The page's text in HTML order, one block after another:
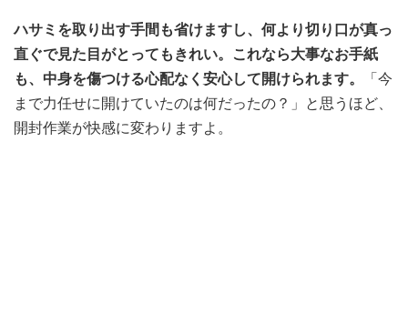
ハサミを取り出す手間も省けますし、何より切り口が真っ
直ぐで見た目がとってもきれい。これなら大事なお手紙
も、中身を傷つける心配なく安心して開けられます。
「今
まで力任せに開けていたのは何だったの？」と思うほど、
開封作業が快感に変わりますよ。